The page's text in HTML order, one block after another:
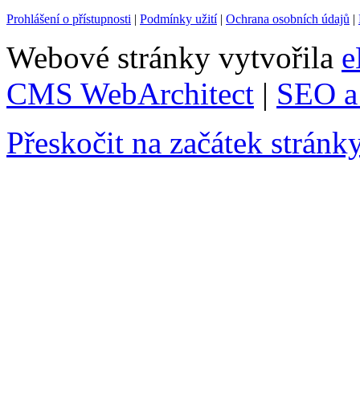
Prohlášení o přístupnosti | Podmínky užití| Ochrana osobních údajů |
Webové stránky vytvořila
CMS WebArchitect | SEO
Přeskočit na začátek